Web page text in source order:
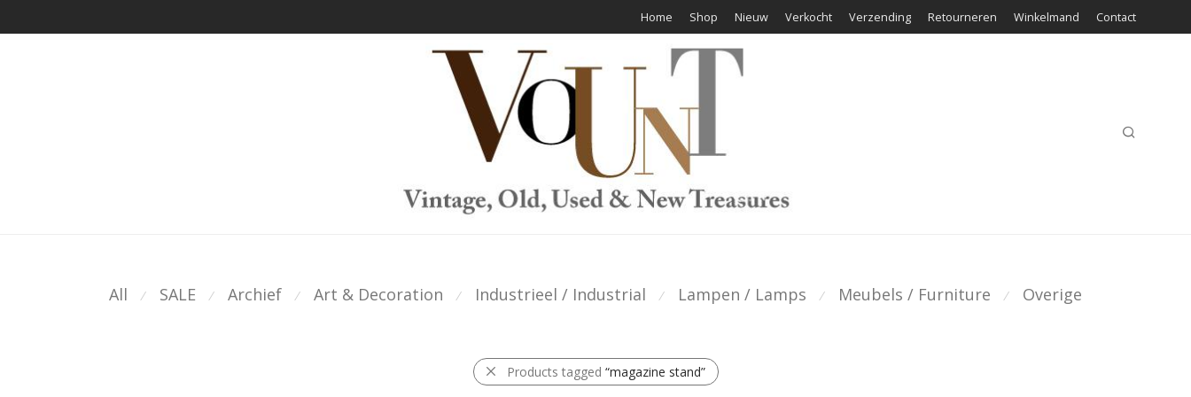
Home Shop Nieuw Verkocht Verzending Retourneren Winkelmand Contact
All ⁄ SALE ⁄ Archief ⁄ Art & Decoration ⁄ Industrieel / Industrial ⁄ Lampen / Lamps ⁄ Meubels / Furniture ⁄ Overige
Products tagged “magazine stand”